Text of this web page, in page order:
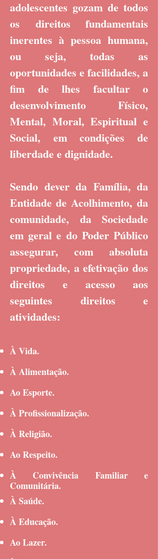
adolescentes gozam de todos
os direitos fundamentais
inerentes à pessoa humana,
ou seja, todas as
oportunidades e facilidades, a
fim de lhes facultar o
desenvolvimento Físico,
Mental, Moral, Espiritual e
Social, em condições de
liberdade e dignidade.
Sendo dever da Família, da
Entidade de Acolhimento, da
comunidade, da Sociedade
em geral e do Poder Público
assegurar, com absoluta
propriedade, a efetivação dos
direitos e acesso aos
seguintes direitos e
atividades:
À Vida.
À Alimentação.
Ao Esporte.
À Profissionalização.
À Religião.
Ao Respeito.
À Convivência Familiar e
Comunitária.
À Saúde.
À Educação.
Ao Lazer.